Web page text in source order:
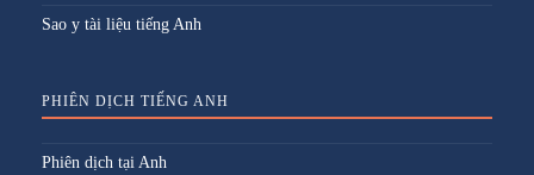
Sao y tài liệu tiếng Anh
PHIÊN DỊCH TIẾNG ANH
Phiên dịch tại Anh